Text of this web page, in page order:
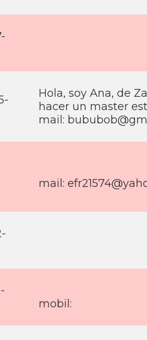
Hola, soy Ana, de
hacer un master
mail:
mail:
mobil: